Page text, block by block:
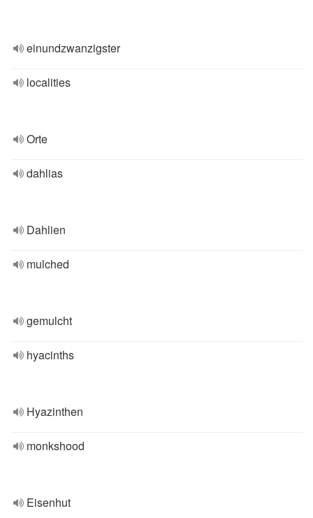
einundzwanzigster
localities
Orte
dahlias
Dahlien
mulched
gemulcht
hyacinths
Hyazinthen
monkshood
Eisenhut